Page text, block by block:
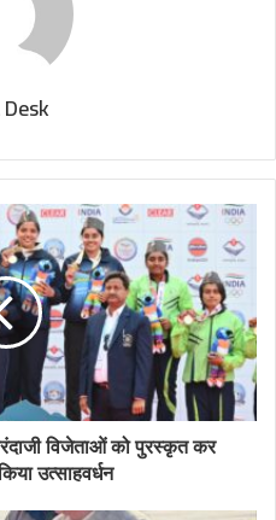
विजेताओं को पुरस्कृत कर
उत्साहवर्धन